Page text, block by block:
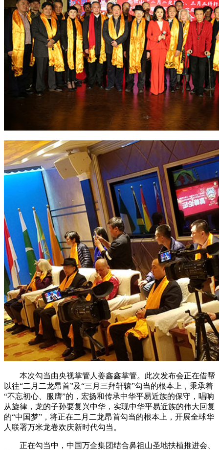
本次勾当由央视掌管人姜鑫鑫掌管。此次发布会正在借帮
以往“二月二龙昂首”及“三月三拜轩辕”勾当的根本上，秉承着
“不忘初心、服膺”的，宏扬和传承中华平易近族的保守，唱响
从旋律，龙的子孙要复兴中华，实现中华平易近族的伟大回复
的“中国梦”，将正在二月二龙昂首勾当的根本上，开展全球华
人联署万米龙卷欢庆新时代勾当。
正在勾当中，中国万企集团结合鼻祖山圣地扶植推进会、